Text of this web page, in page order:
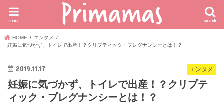
search
menu
HOME
エンタメ
妊娠に気づかず、トイレで出産！？クリプティック・プレグナンシーとは！？
エンタメ
2019.11.17
妊娠に気づかず、トイレで出産！？クリプテ
ィック・プレグナンシーとは！？